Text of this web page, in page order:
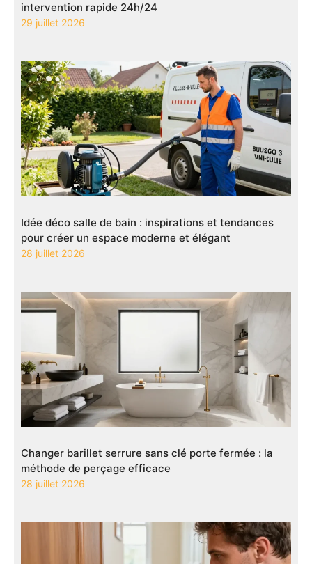
intervention rapide 24h/24
29 juillet 2026
Idée déco salle de bain : inspirations et tendances
pour créer un espace moderne et élégant
28 juillet 2026
Changer barillet serrure sans clé porte fermée : la
méthode de perçage efficace
28 juillet 2026